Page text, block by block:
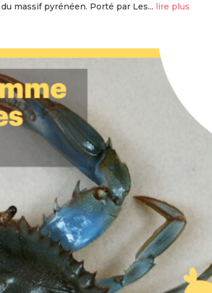
massif pyrénéen. Porté par Les... lire plus